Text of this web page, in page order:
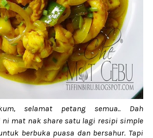
selamat petang semua.. Dah
ni mat nak share satu lagi resipi simple
berbuka puasa dan bersahur. Tapi